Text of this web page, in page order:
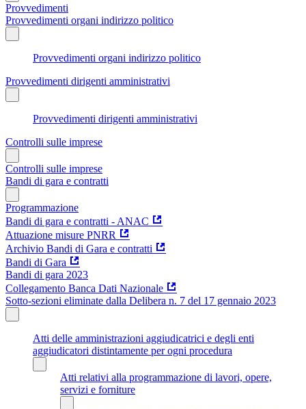
Provvedimenti
Provvedimenti organi indirizzo politico
Provvedimenti organi indirizzo politico
Provvedimenti dirigenti amministrativi
Provvedimenti dirigenti amministrativi
Controlli sulle imprese
Controlli sulle imprese
Bandi di gara e contratti
Programmazione
Bandi di gara e contratti - ANAC
Attuazione misure PNRR
Archivio Bandi di Gara e contratti
Bandi di Gara
Bandi di gara 2023
Collegamento Banca Dati Nazionale
Sotto-sezioni eliminate dalla Delibera n. 7 del 17 gennaio 2023
Atti delle amministrazioni aggiudicatrici e degli enti
aggiudicatori distintamente per ogni procedura
Atti relativi alla programmazione di lavori, opere,
servizi e forniture